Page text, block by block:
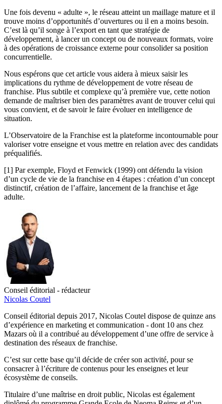
Une fois devenu « adulte », le réseau atteint un maillage mature et il
trouve moins d’opportunités d’ouvertures ou il en a moins besoin.
C’est là qu’il songe à l’export en tant que stratégie de
développement, à lancer un concept ou de nouveaux formats, voire
à des opérations de croissance externe pour consolider sa position
concurrentielle.
Nous espérons que cet article vous aidera à mieux saisir les
implications du rythme de développement de votre réseau de
franchise. Plus subtile et complexe qu’à première vue, cette notion
demande de maîtriser bien des paramètres avant de trouver celui qui
vous convient, et de savoir le faire évoluer en intelligence de
situation.
L’Observatoire de la Franchise est la plateforme incontournable pour
valoriser votre enseigne et vous mettre en relation avec des candidats
préqualifiés.
[1] Par exemple, Floyd et Fenwick (1999) ont défendu la vision
d’un cycle de vie de la franchise en 4 étapes : création d’un concept
distinctif, création de l’affaire, lancement de la franchise et âge
adulte.
Conseil éditorial - rédacteur
Nicolas Coutel
Conseil éditorial depuis 2017, Nicolas Coutel dispose de quinze ans
d’expérience en marketing et communication - dont 10 ans chez
Mazars où il a contribué au développement d’une offre de service à
destination des réseaux de franchise.
C’est sur cette base qu’il décide de créer son activité, pour se
consacrer à l’écriture de contenus pour les enseignes et leur
écosystème de conseils.
Titulaire d’une maîtrise en droit public, Nicolas est également